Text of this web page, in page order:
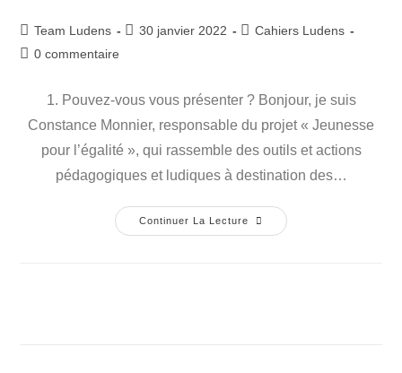
Team Ludens 30 janvier 2022
Cahiers Ludens
0 commentaire
1. Pouvez-vous vous présenter ? Bonjour, je suis
Constance Monnier, responsable du projet « Jeunesse
pour l’égalité », qui rassemble des outils et actions
pédagogiques et ludiques à destination des…
Continuer La Lecture